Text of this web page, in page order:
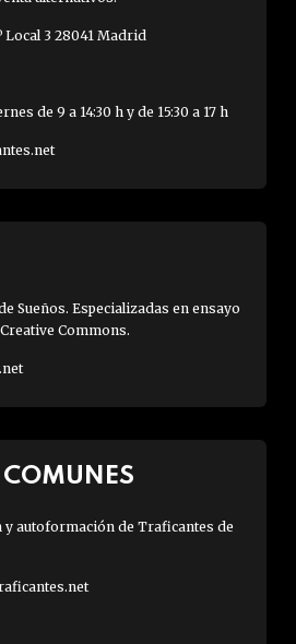
Local 3 28041 Madrid
de 9 a 14:30 h y de 15:30 a 17 h
Sueños. Especializadas en ensayo
Commons.
y autoformación de Traficantes de